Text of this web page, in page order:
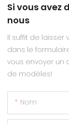
Si vous avez
nous
Il suffit de
dans le
vous envoyer un
de modèles!
Nom